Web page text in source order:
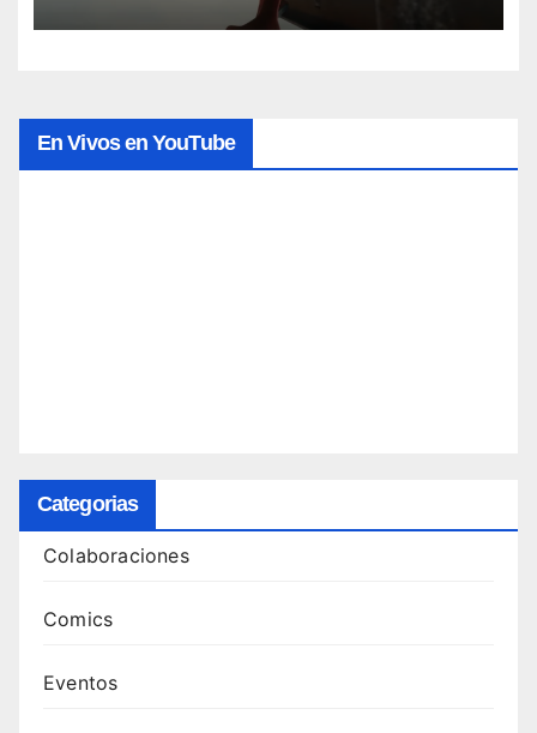
En Vivos en YouTube
Categorias
Colaboraciones
Comics
Eventos